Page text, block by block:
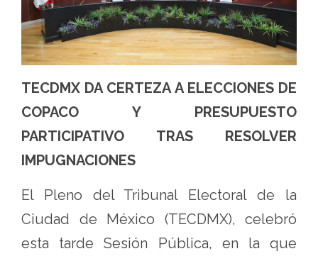
TECDMX DA CERTEZA A ELECCIONES DE
COPACO Y PRESUPUESTO
PARTICIPATIVO TRAS RESOLVER
IMPUGNACIONES
El Pleno del Tribunal Electoral de la
Ciudad de México (TECDMX), celebró
esta tarde Sesión Pública, en la que